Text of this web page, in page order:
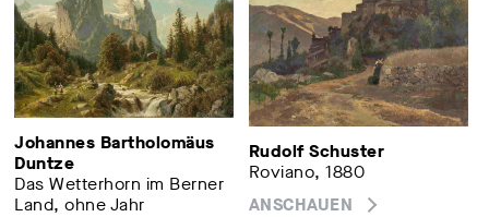
Johannes Bartholomäus
Duntze
Das Wetterhorn im Berner
Land, ohne Jahr
Rudolf Schuster
Roviano, 1880
ANSCHAUEN